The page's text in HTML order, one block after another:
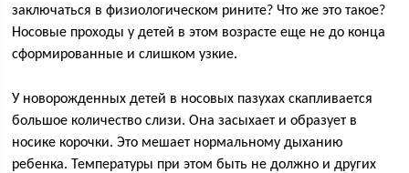
заключаться в физиологическом рините? Что же это такое?
Носовые проходы у детей в этом возрасте еще не до конца
сформированные и слишком узкие.
У новорожденных детей в носовых пазухах скапливается
большое количество слизи. Она засыхает и образует в
носике корочки. Это мешает нормальному дыханию
ребенка. Температуры при этом быть не должно и других